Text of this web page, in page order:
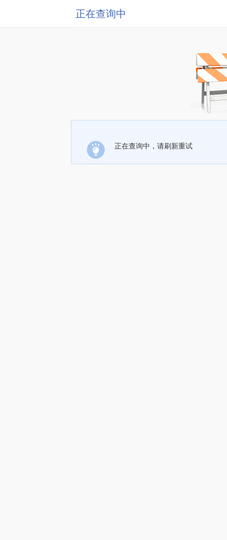
正在查询中
正在查询中，请刷新重试